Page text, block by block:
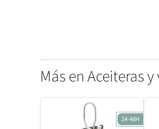
Más en Aceiteras
24-48H